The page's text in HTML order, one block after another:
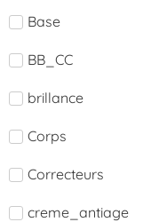
Base
BB_CC
brillance
Corps
Correcteurs
creme_antiage